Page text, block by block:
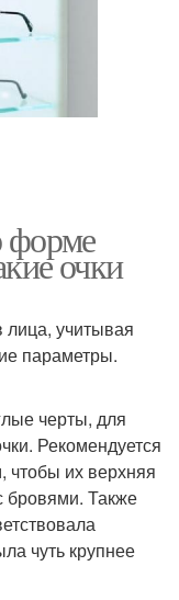
форме
очки
лица, учитывая
параметры.
черты, для
Рекомендуется
чтобы их верхняя
бровями. Также
чуть крупнее